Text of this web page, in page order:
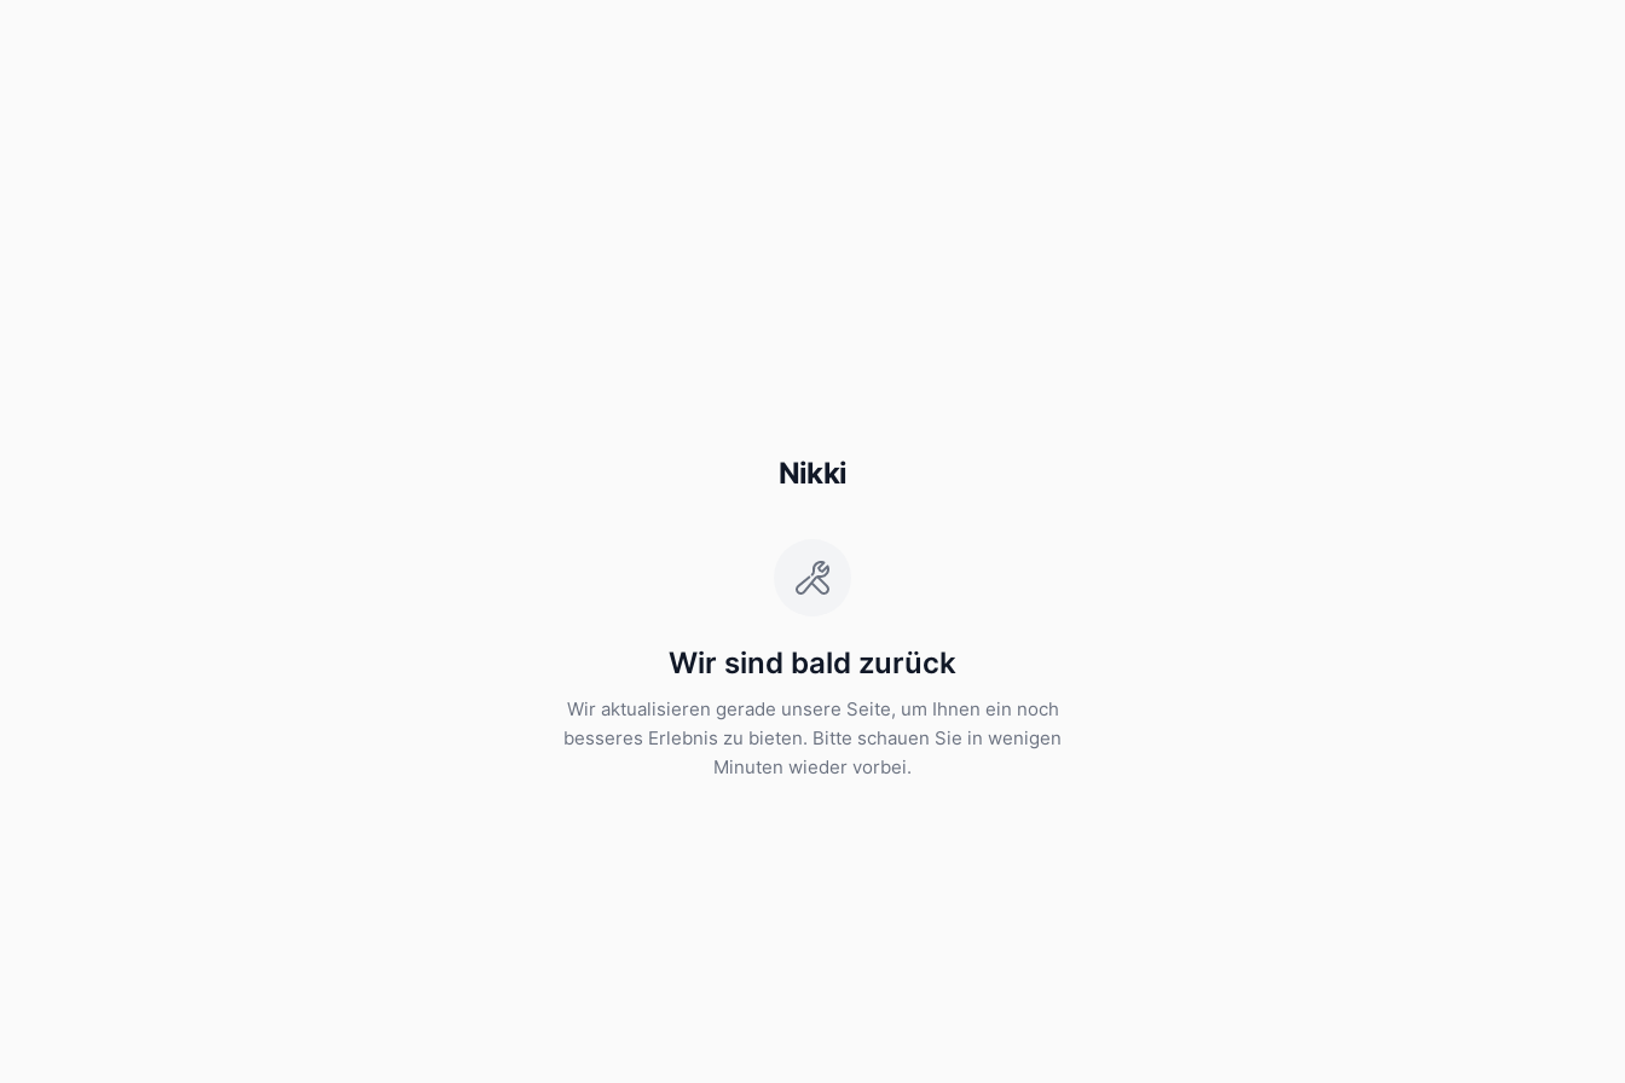
Nikki
Wir sind bald zurück
Wir aktualisieren gerade unsere Seite, um Ihnen ein noch
besseres Erlebnis zu bieten. Bitte schauen Sie in wenigen
Minuten wieder vorbei.